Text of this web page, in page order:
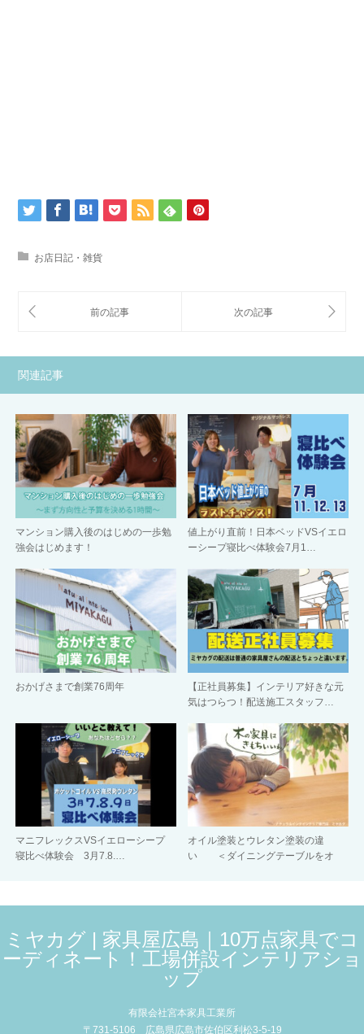
お店日記・雑貨
関連記事
マンション購入後のはじめの一歩勉
強会はじめます！
値上がり直前！日本ベッドVSイエロ
ーシープ寝比べ体験会7月1…
おかげさまで創業76周年
【正社員募集】インテリア好きな元
気はつらつ！配送施工スタッフ…
マニフレックスVSイエローシープ
寝比べ体験会 3月7.8.…
オイル塗装とウレタン塗装の違
い ＜ダイニングテーブルをオ
ミヤカグ | 家具屋広島｜10万点家具でコ
ーディネート！工場併設インテリアショ
ップ
有限会社宮本家具工業所
〒731-5106 広島県広島市佐伯区利松3-5-19